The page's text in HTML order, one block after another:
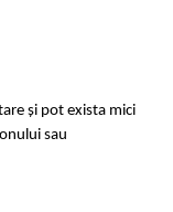
și pot exista mici
sau